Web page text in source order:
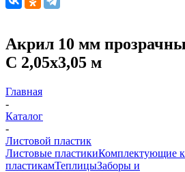
Акрил 10 мм
C 2,05х3,05 м
Главная
-
Каталог
-
Листовой пластик
Листовые пластикиКомплектующие
пластикамТеплицыЗаборы и